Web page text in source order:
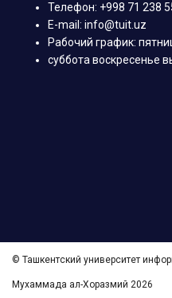
Телефон: +998 71 238
E-mail: info@tuit.uz
Рабочий график:
суббота воскресенье
© Ташкентский университет
Мухаммада ал-Хоразмий 2026